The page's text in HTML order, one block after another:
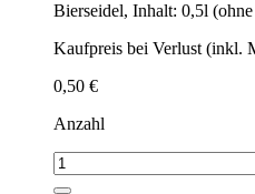
Bierseidel, Inhalt: 0,5l
Kaufpreis bei Verlust (inkl.
0,50 €
Anzahl
Bierseidel
Menge